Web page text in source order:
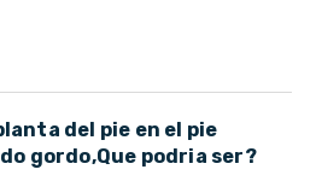
del pie en el pie
gordo,Que podria ser?